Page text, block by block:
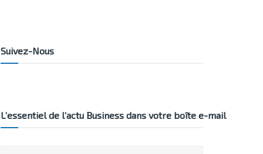
Suivez-Nous
L’essentiel de l’actu Business dans votre boîte e-mail